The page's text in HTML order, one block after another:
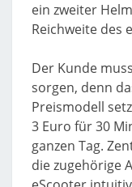
ein zweiter
Reichweite des
Der Kunde
sorgen, denn
Preismodell
3 Euro für 30
ganzen Tag.
die zugehörige